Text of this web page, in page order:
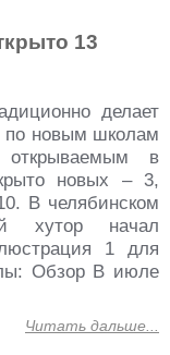
13
делает
по новым школам
в
новых – 3,
В челябинском
хутор начал
1 для
Обзор В июле
Читать дальше...